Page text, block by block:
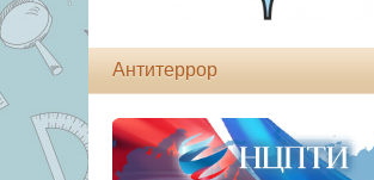
Антитеррор